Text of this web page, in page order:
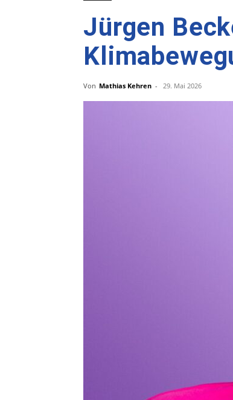
Jürgen
Von Mathias Kehren - 29. Mai 2026